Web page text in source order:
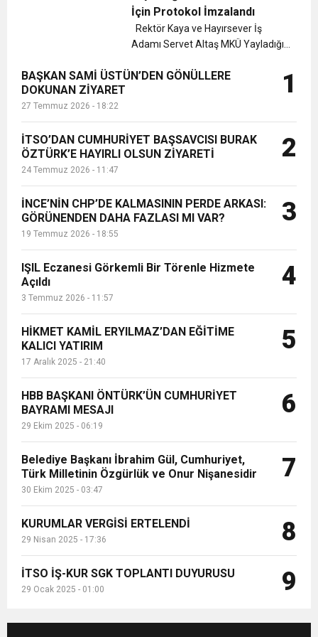
Cumhuriyet, Türk Milletinin Özgürlük
ve Onur Nişanesidir
HBB BAŞKANI ÖNTÜRK’ÜN
CUMHURİYET BAYRAMI MESAJI
17:36 KURUMLAR VERGİSİ ERTELENDİ
DUYURUSU
21:40 CEYLANDERE’DE BAŞKAN EMRAH
KARAÇAY’A SEVGİ SELİ
18:22 BAŞKAN SAMİ ÜSTÜN’DEN
yayınladığı mesajda: ‘’Toplumsal
yaşamımızda önemli bir yeri olan B...
İçin Protokol İmzalandı
Rektör Kaya ve Hayırsever İş
Adamı Servet Altaş MKÜ Yayladığı
İnşaat Protokolünü İmzaladılar
Rektörü Prof. Dr...
BAŞKAN SAMİ ÜSTÜN’DEN GÖNÜLLERE
DOKUNAN ZİYARET
27 Temmuz 2026 - 18:22
1
İTSO’DAN CUMHURİYET BAŞSAVCISI BURAK
ÖZTÜRK’E HAYIRLI OLSUN ZİYARETİ
24 Temmuz 2026 - 11:47
2
İNCE’NİN CHP’DE KALMASININ PERDE ARKASI:
GÖRÜNENDEN DAHA FAZLASI MI VAR?
19 Temmuz 2026 - 18:55
3
IŞIL Eczanesi Görkemli Bir Törenle Hizmete
Açıldı
3 Temmuz 2026 - 11:57
4
HİKMET KAMİL ERYILMAZ’DAN EĞİTİME
KALICI YATIRIM
17 Aralık 2025 - 21:40
5
HBB BAŞKANI ÖNTÜRK’ÜN CUMHURİYET
BAYRAMI MESAJI
29 Ekim 2025 - 06:19
6
Belediye Başkanı İbrahim Gül, Cumhuriyet,
Türk Milletinin Özgürlük ve Onur Nişanesidir
30 Ekim 2025 - 03:47
7
KURUMLAR VERGİSİ ERTELENDİ
29 Nisan 2025 - 17:36 8
İTSO İŞ-KUR SGK TOPLANTI DUYURUSU
29 Ocak 2025 - 01:00 9